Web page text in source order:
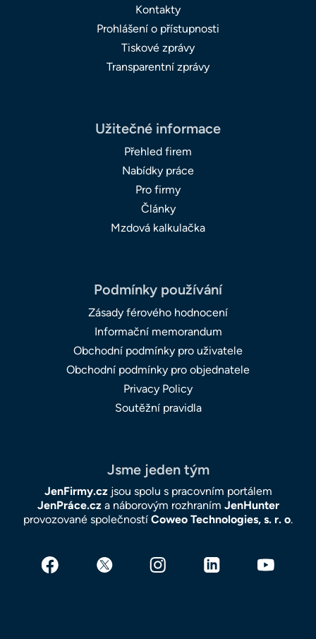
Kontakty
Prohlášení o přístupnosti
Tiskové zprávy
Transparentní zprávy
Užitečné informace
Přehled firem
Nabídky práce
Pro firmy
Články
Mzdová kalkulačka
Podmínky používání
Zásady férového hodnocení
Informační memorandum
Obchodní podmínky pro uživatele
Obchodní podmínky pro objednatele
Privacy Policy
Soutěžní pravidla
Jsme jeden tým
JenFirmy.czjsou spolu s pracovním portálem
JenPráce.cza náborovým rozhraním JenHunter
provozované společností Coweo Technologies, s. r. o.